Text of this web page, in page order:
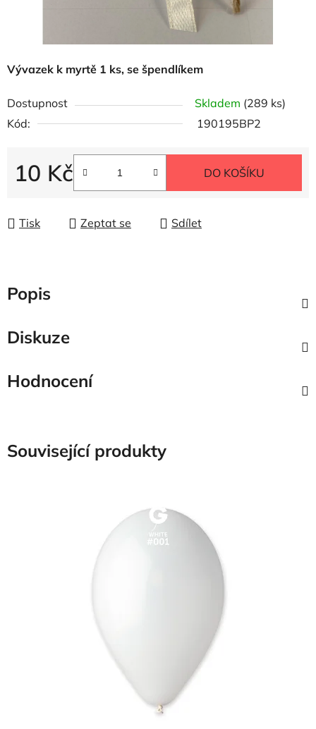
Vývazek k myrtě 1 ks, se špendlíkem
Dostupnost Skladem (289 ks)
Kód:
190195BP2
10 Kč
Měrná cena:
DO KOŠÍKU
Tisk Zeptat se Sdílet
Popis
Diskuze
Hodnocení
Související produkty